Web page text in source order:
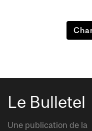
Le Bulletel
Une publication de la